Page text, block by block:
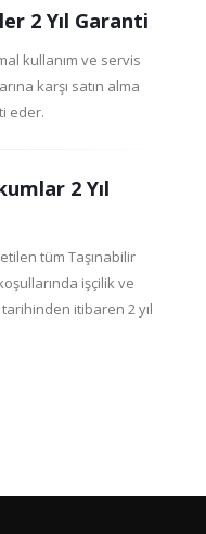
2 Yıl Garanti
kullanım ve servis
karşı satın alma
eder.
2 Yıl
tüm Taşınabilir
işçilik ve
itibaren 2 yıl